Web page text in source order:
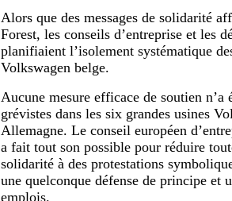
Alors que des messages de solidarité
Forest, les conseils d’entreprise et les
planifiaient l’isolement systématique
Volkswagen belge.
Aucune mesure efficace de soutien n’a
grévistes dans les six grandes usines
Allemagne. Le conseil européen
a fait tout son possible pour réduire
solidarité à des protestations
une quelconque défense de principe et
emplois.